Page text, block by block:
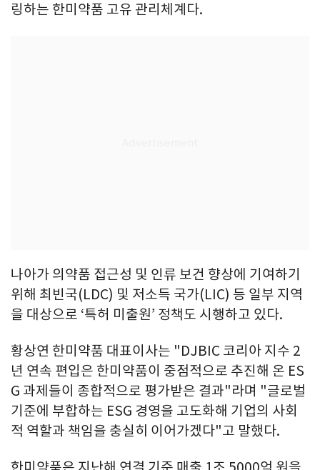
링하는 한미약품 고유 관리체계다.
나아가 의약품 접근성 및 인류 보건 향상에 기여하기
위해 최빈국(LDC) 및 저소득 국가(LIC) 등 일부 지역
을 대상으로 ‘특허 미출원’ 정책도 시행하고 있다.
황상연 한미약품 대표이사는 "DJBIC 코리아 지수 2
년 연속 편입은 한미약품이 중점적으로 추진해 온 ES
G 과제들이 종합적으로 평가받은 결과"라며 "글로벌
기준에 부합하는 ESG 경영을 고도화해 기업의 사회
적 역할과 책임을 충실히 이어가겠다"고 말했다.